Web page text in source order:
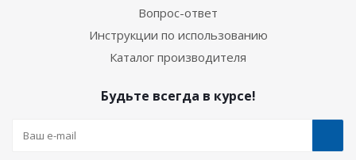
Вопрос-ответ
Инструкции по использованию
Каталог производителя
Будьте всегда в курсе!